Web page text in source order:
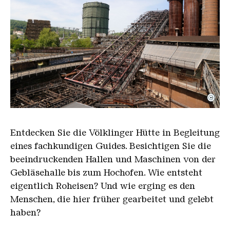
Der Erzschrägaufzug der Völklinger Hütte mit
Copyright: Weltkulturerbe Völklinger Hütte | Karl
©
Entdecken Sie die Völklinger Hütte in Begleitung
eines fachkundigen Guides. Besichtigen Sie die
beeindruckenden Hallen und Maschinen von der
Gebläsehalle bis zum Hochofen. Wie entsteht
eigentlich Roheisen? Und wie erging es den
Menschen, die hier früher gearbeitet und gelebt
haben?